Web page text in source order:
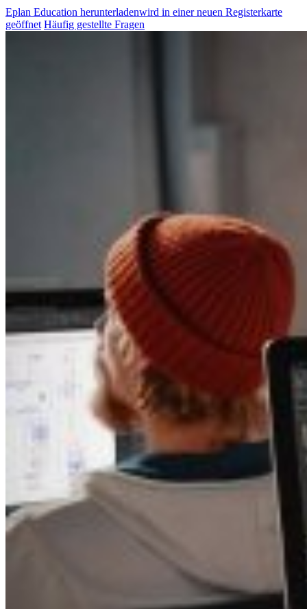
Eplan Education herunterladenwird in einer neuen Registerkarte
geöffnet Häufig gestellte Fragen